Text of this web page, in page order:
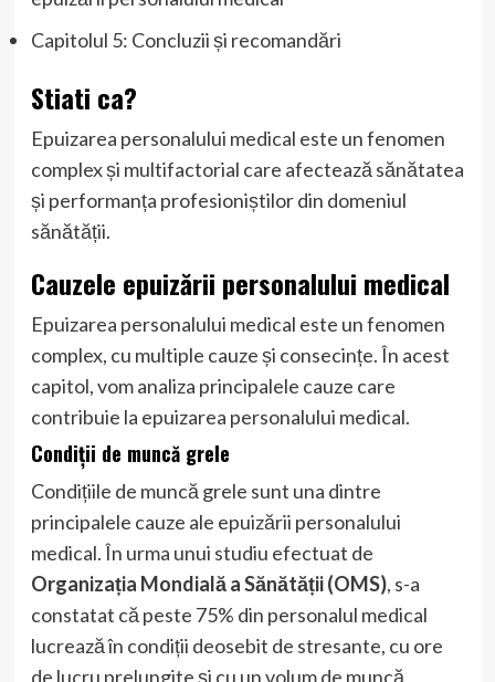
Capitolul 5: Concluzii și recomandări
Stiati ca?
Epuizarea personalului medical este un fenomen
complex și multifactorial care afectează sănătatea
și performanța profesioniștilor din domeniul
sănătății.
Cauzele epuizării personalului medical
Epuizarea personalului medical este un fenomen
complex, cu multiple cauze și consecințe. În acest
capitol, vom analiza principalele cauze care
contribuie la epuizarea personalului medical.
Condiții de muncă grele
Condițiile de muncă grele sunt una dintre
principalele cauze ale epuizării personalului
medical. În urma unui studiu efectuat de
Organizația Mondială a Sănătății (OMS), s-a
constatat că peste 75% din personalul medical
lucrează în condiții deosebit de stresante, cu ore
de lucru prelungite și cu un volum de muncă